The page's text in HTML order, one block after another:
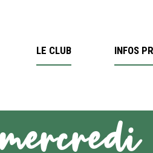
LE CLUB INFOS